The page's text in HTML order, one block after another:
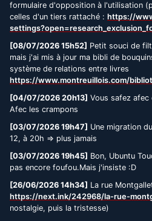
formulaire d'opposition à l'utilisation
celles d'un tiers rattaché : https://
[08/07/2026 15h52] Petit souci de
mais j'ai mis à jour ma bibli de
système de relations entre livres
https://www.montreuillois.com/
[04/07/2026 20h13] Vous safez
Afec les crampons
[03/07/2026 19h47] Une migration
12, à 20h => plus jamais
[03/07/2026 19h45] Bon, Ubuntu
pas encore foufou.Mais j'insiste :D
[26/06/2026 14h34] La rue
https://next.ink/242968/la-rue-
nostalgie, puis la tristesse)